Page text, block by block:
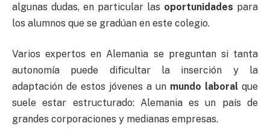
algunas dudas, en particular las oportunidades para
los alumnos que se gradúan en este colegio.
Varios expertos en Alemania se preguntan si tanta
autonomía puede dificultar la inserción y la
adaptación de estos jóvenes a un mundo laboral que
suele estar estructurado: Alemania es un país de
grandes corporaciones y medianas empresas.